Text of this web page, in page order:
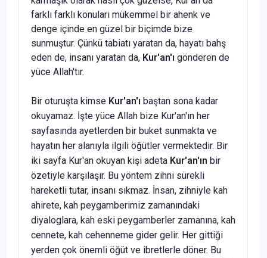
farklı farklı konuları mükemmel bir ahenk ve
denge içinde en güzel bir biçimde bize
sunmuştur. Çünkü tabiatı yaratan da, hayatı bahş
eden de, insanı yaratan da, Kur'an'ı gönderen de
yüce Allah'tır.
Bir oturuşta kimse Kur'an'ı baştan sona kadar
okuyamaz. İşte yüce Allah bize Kur'an'ın her
sayfasında ayetlerden bir buket sunmakta ve
hayatın her alanıyla ilgili öğütler vermektedir. Bir
iki sayfa Kur'an okuyan kişi adeta Kur'an'ın bir
özetiyle karşılaşır. Bu yöntem zihni sürekli
hareketli tutar, insanı sıkmaz. İnsan, zihniyle kah
ahirete, kah peygamberimiz zamanındaki
diyaloglara, kah eski peygamberler zamanına, kah
cennete, kah cehenneme gider gelir. Her gittiği
yerden çok önemli öğüt ve ibretlerle döner. Bu